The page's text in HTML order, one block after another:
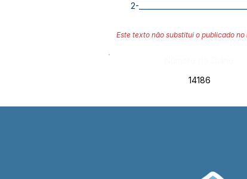
2-
Este texto não substitui o publicado
14186